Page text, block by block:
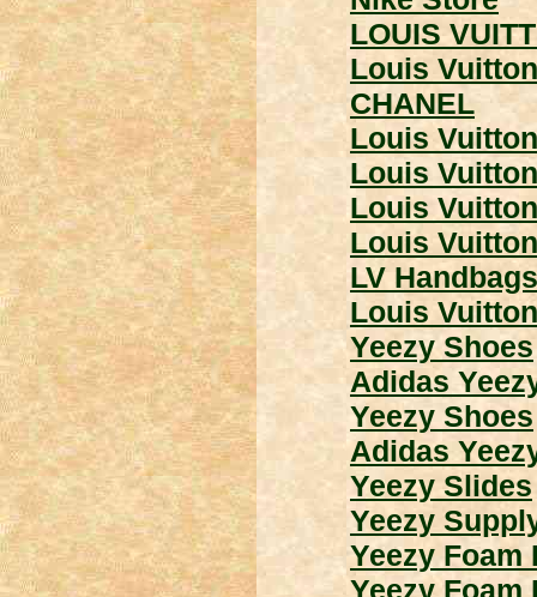
LOUIS
Louis
CHANEL
Louis Vuitton
Louis
Louis Vuitton
Louis
LV Handbags
Louis
Yeezy Shoes
Adidas
Yeezy Shoes
Adidas
Yeezy Slides
Yeezy
Yeezy Foam
Yeezy Foam